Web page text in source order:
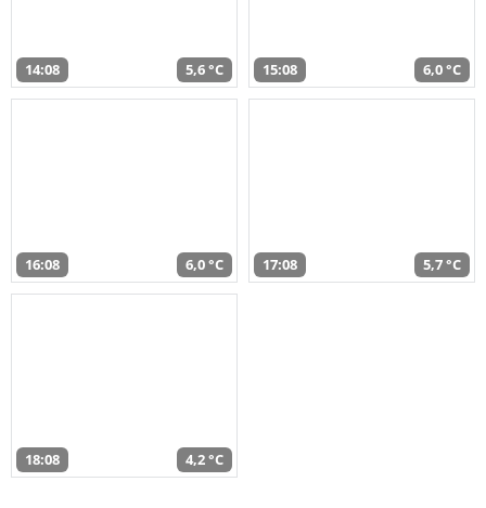
14:08 5,6 °C 15:08 6,0 °C
16:08 6,0 °C 17:08 5,7 °C
18:08 4,2 °C